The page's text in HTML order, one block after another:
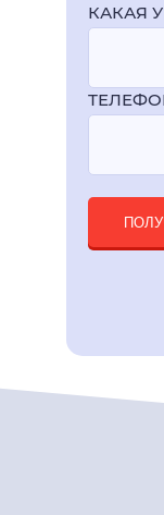
КАКАЯ